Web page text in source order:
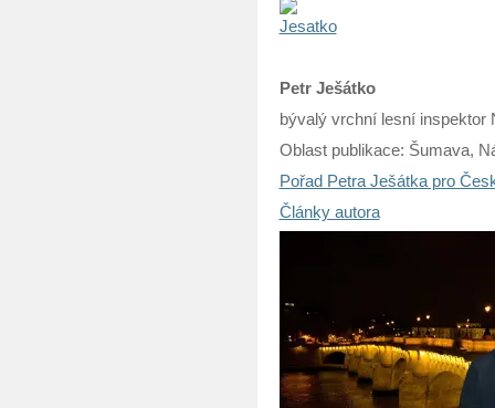
Petr Ješátko
bývalý vrchní lesní inspektor
Oblast publikace: Šumava,
Pořad Petra Ješátka pro
Články autora